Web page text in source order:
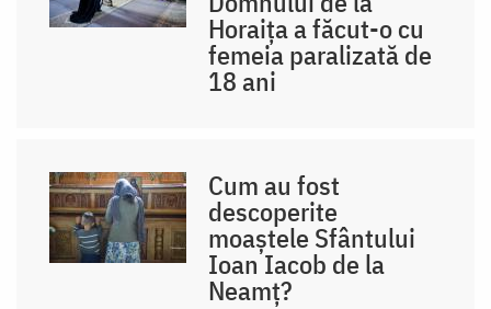
Horaița a făcut-o cu
femeia paralizată de
18 ani
Cum au fost
descoperite
moaștele Sfântului
Ioan Iacob de la
Neamț?